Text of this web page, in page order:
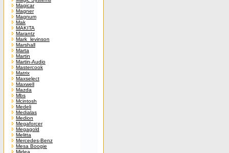
Magicar
Magner
Magnum
Mak
MAKITA
Marantz
Mark_levinson
Marshall
Marta
Martin
Martin-Audio
Mastercook
Matrix
Maxselect
Maxwell
Mazda
Mbs
Mcintosh
Medeli
Medialas
Medion
Megaforcer
Megagold
Melitta
Mercedes-Benz
Mesa Boogie
Midea